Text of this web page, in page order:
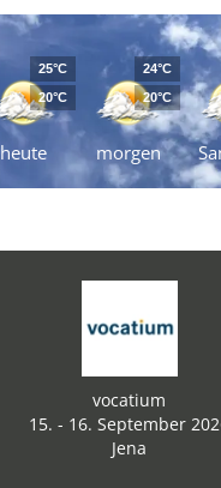
heute
25°C
20°C
morgen
24°C
20°C
vocatium
15. - 16. September
Jena